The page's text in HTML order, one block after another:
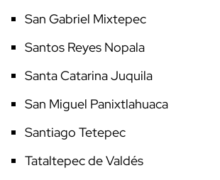
San Gabriel Mixtepec
Santos Reyes Nopala
Santa Catarina Juquila
San Miguel Panixtlahuaca
Santiago Tetepec
Tataltepec de Valdés